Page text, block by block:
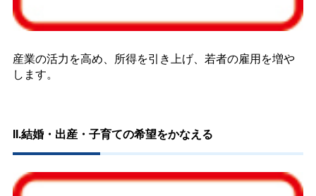
産業の活力を高め、所得を引き上げ、若者の雇用を増や
します。
II.結婚・出産・子育ての希望をかなえる